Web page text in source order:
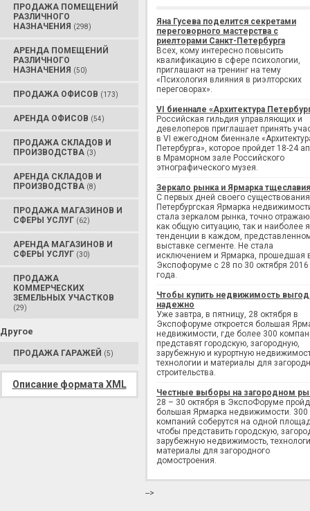
ПРОДАЖА ПОМЕЩЕНИЙ
РАЗЛИЧНОГО
НАЗНАЧЕНИЯ (298)
АРЕНДА ПОМЕЩЕНИЙ
РАЗЛИЧНОГО
НАЗНАЧЕНИЯ (50)
ПРОДАЖА ОФИСОВ (173)
АРЕНДА ОФИСОВ (54)
ПРОДАЖА СКЛАДОВ И
ПРОИЗВОДСТВА (3)
АРЕНДА СКЛАДОВ И
ПРОИЗВОДСТВА (8)
ПРОДАЖА МАГАЗИНОВ И
СФЕРЫ УСЛУГ (62)
АРЕНДА МАГАЗИНОВ И
СФЕРЫ УСЛУГ (30)
ПРОДАЖА
КОММЕРЧЕСКИХ
ЗЕМЕЛЬНЫХ УЧАСТКОВ
(29)
Другое
ПРОДАЖА ГАРАЖЕЙ (5)
Описание формата XML
Яна Гусева поделится секретами
переговорного мастерства с
риелторами Санкт-Петербурга
Всех, кому интересно повысить
квалификацию в сфере психологии,
приглашают на тренинг на тему
«Психология влияния в риэлторских
переговорах».
VI биеннале «Архитектура
Российская гильдия управляющих и
девелоперов приглашает принять
в VI ежегодном биеннале
Петербурга», которое пройдет 18-24
в Мраморном зале Российского
этнографического музея.
Зеркало рынка и Ярмарка тщеславия
С первых дней своего существования
Петербургская Ярмарка
стала зеркалом рынка, точно
как общую ситуацию, так и наиболее
тенденции в каждом,
выставке сегменте. Не стала
исключением и Ярмарка, прошедшая
Экспофоруме с 28 по 30 октября 2016
года.
Чтобы купить недвижимость
надежно
Уже завтра, в пятницу, 28 октября в
Экспофоруме откроется большая
недвижимости, где более 300
представят городскую, загородную,
зарубежную и курортную
технологии и материалы для
строительства.
Честные выборы на загородном
28 – 30 октября в ЭкспоФоруме
большая Ярмарка недвижимости. 300
компаний соберутся на одной
чтобы представить городскую,
зарубежную недвижимость,
материалы для загородного
домостроения.
-->